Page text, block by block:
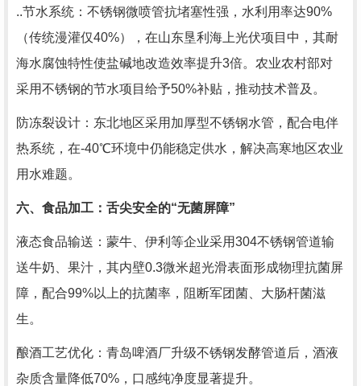
..节水系统：不锈钢微喷管抗堵塞性强，水利用率达90%
（传统漫灌仅40%），在山东垦利海上光伏项目中，其耐
海水腐蚀特性使盐碱地改造效率提升3倍。农业农村部对
采用不锈钢的节水项目给予50%补贴，推动技术普及。
防冻裂设计：东北地区采用加厚型不锈钢水管，配合电伴
热系统，在-40℃环境中仍能稳定供水，解决高寒地区农业
用水难题。
六、食品加工：舌尖安全的“无菌屏障”
液态食品输送：蒙牛、伊利等企业采用304不锈钢管道输
送牛奶、果汁，其内壁0.3微米超光滑表面形成物理抗菌屏
障，配合99%以上的抗菌率，阻断军团菌、大肠杆菌滋
生。
酿酒工艺优化：青岛啤酒厂升级不锈钢发酵管道后，酒液
杂质含量降低70%，口感纯净度显著提升。